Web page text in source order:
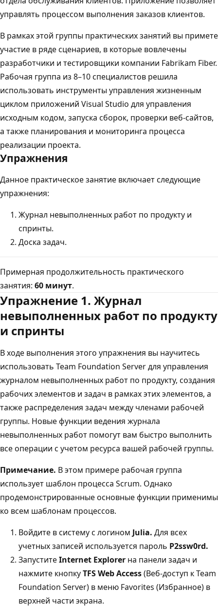
управлять процессом выполнения заказов клиентов.
В рамках этой группы практических занятий вы примете
участие в ряде сценариев, в которые вовлечены
разработчики и тестировщики компании Fabrikam Fiber.
Рабочая группа из 8–10 специалистов решила
использовать инструменты управления жизненным
циклом приложений Visual Studio для управления
исходным кодом, запуска сборок, проверки веб-сайтов,
а также планирования и мониторинга процесса
реализации проекта.
Упражнения
Данное практическое занятие включает следующие
упражнения:
Журнал невыполненных работ по продукту и
спринты.
Доска задач.
Примерная продолжительность практического
занятия: 60 минут.
Упражнение 1. Журнал
невыполненных работ по продукту
и спринты
В ходе выполнения этого упражнения вы научитесь
использовать Team Foundation Server для управления
журналом невыполненных работ по продукту, создания
рабочих элементов и задач в рамках этих элементов, а
также распределения задач между членами рабочей
группы. Новые функции ведения журнала
невыполненных работ помогут вам быстро выполнить
все операции с учетом ресурса вашей рабочей группы.
Примечание. В этом примере рабочая группа
использует шаблон процесса Scrum. Однако
продемонстрированные основные функции применимы
ко всем шаблонам процессов.
Войдите в систему с логином Julia. Для всех
учетных записей используется пароль P2ssw0rd.
ЗапуститеInternet Explorer на панели задач и
нажмите кнопкуTFS Web Access(Веб-доступ к Team
Foundation Server) в меню Favorites (Избранное) в
верхней части экрана.